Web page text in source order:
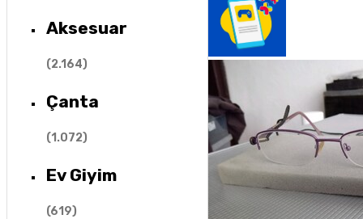
Aksesuar
(2.164)
Çanta
(1.072)
Ev Giyim
(619)